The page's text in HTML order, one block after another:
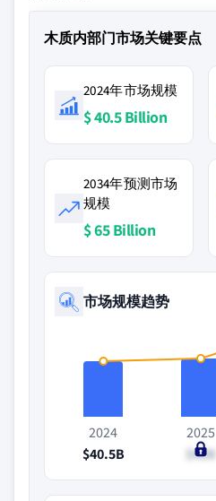
木质内部门市场关键要点
2024年市场规模
$ 40.5 Billion
2034年预测市场
规模
$ 65 Billion
市场规模趋势
2024
$40.5B
2025
$42B